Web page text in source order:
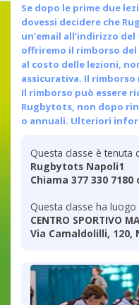
Se dopo le prime due
dovessi decidere che
un’email all’indirizzo
offriremo il rimborso
al costo delle lezioni,
assicurativa. Il rimborso
Il rimborso può essere
Rugbytots, non dopo
o annuali. Ulteriori
Questa classe è tenuta
Rugbytots Napoli1
Chiama 377 330 7180
Questa classe ha luogo
CENTRO SPORTIVO
Via Camaldolilli, 120,